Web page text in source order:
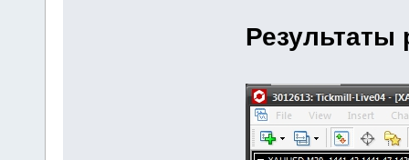
Результаты